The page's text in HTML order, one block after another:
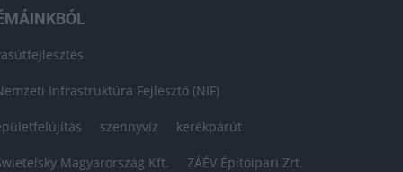
Infrastruktúra Fejlesztő (NIF)
szennyvíz kerékpárút
Magyarország Kft. ZÁÉV Építőipari Zrt.